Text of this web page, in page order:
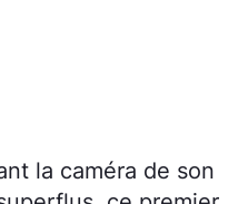
la caméra de son